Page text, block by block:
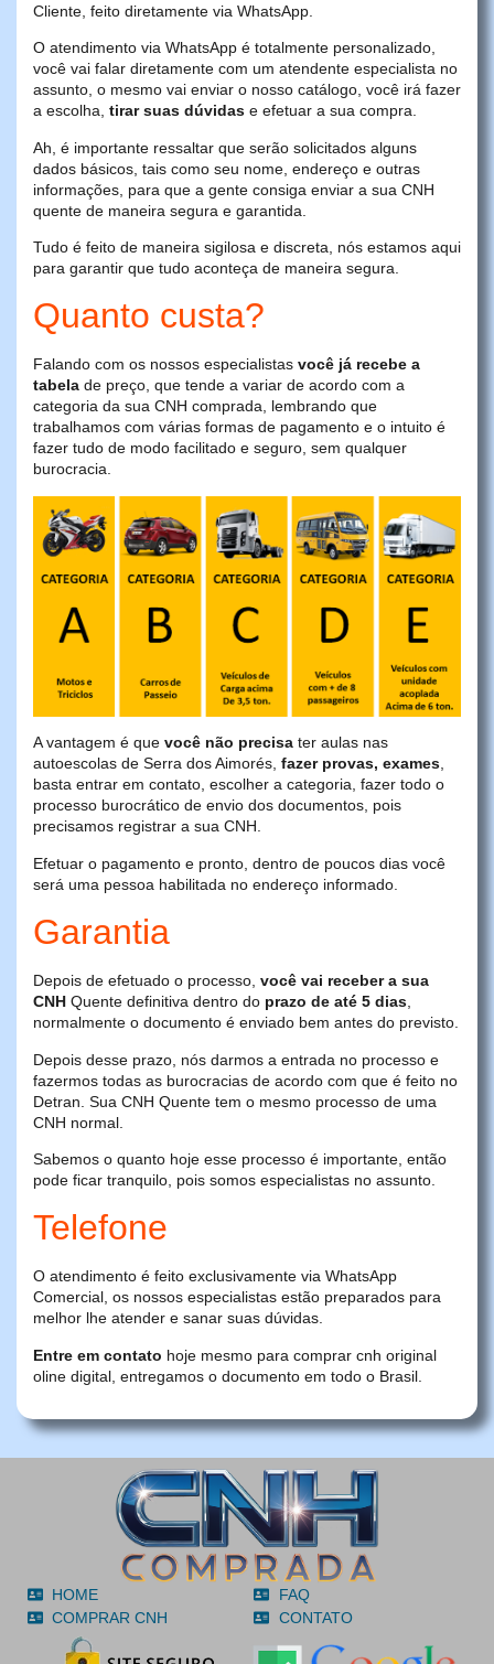
Cliente, feito diretamente via WhatsApp.
O atendimento via WhatsApp é totalmente personalizado,
você vai falar diretamente com um atendente especialista no
assunto, o mesmo vai enviar o nosso catálogo, você irá fazer
a escolha, tirar suas dúvidas e efetuar a sua compra.
Ah, é importante ressaltar que serão solicitados alguns
dados básicos, tais como seu nome, endereço e outras
informações, para que a gente consiga enviar a sua CNH
quente de maneira segura e garantida.
Tudo é feito de maneira sigilosa e discreta, nós estamos aqui
para garantir que tudo aconteça de maneira segura.
Quanto custa?
Falando com os nossos especialistas você já recebe a
tabela de preço, que tende a variar de acordo com a
categoria da sua CNH comprada, lembrando que
trabalhamos com várias formas de pagamento e o intuito é
fazer tudo de modo facilitado e seguro, sem qualquer
burocracia.
A vantagem é que você não precisa ter aulas nas
autoescolas de Serra dos Aimorés, fazer provas, exames,
basta entrar em contato, escolher a categoria, fazer todo o
processo burocrático de envio dos documentos, pois
precisamos registrar a sua CNH.
Efetuar o pagamento e pronto, dentro de poucos dias você
será uma pessoa habilitada no endereço informado.
Garantia
Depois de efetuado o processo, você vai receber a sua
CNH Quente definitiva dentro do prazo de até 5 dias,
normalmente o documento é enviado bem antes do previsto.
Depois desse prazo, nós darmos a entrada no processo e
fazermos todas as burocracias de acordo com que é feito no
Detran. Sua CNH Quente tem o mesmo processo de uma
CNH normal.
Sabemos o quanto hoje esse processo é importante, então
pode ficar tranquilo, pois somos especialistas no assunto.
Telefone
O atendimento é feito exclusivamente via WhatsApp
Comercial, os nossos especialistas estão preparados para
melhor lhe atender e sanar suas dúvidas.
Entre em contato hoje mesmo para comprar cnh original
oline digital, entregamos o documento em todo o Brasil.
HOME
COMPRAR CNH
FAQ
CONTATO